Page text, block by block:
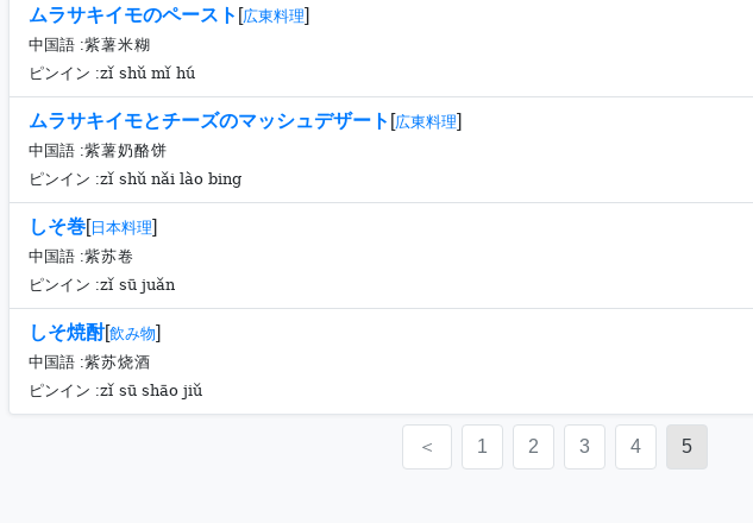
ムラサキイモのペースト [広東料理]
中国語 :紫薯米糊
ピンイン :zǐ shǔ mǐ hú
ムラサキイモとチーズのマッシュデザート [広東料理]
中国語 :紫薯奶酪饼
ピンイン :zǐ shǔ nǎi lào bing
しそ巻[ 日本料理]
中国語 :紫苏卷
ピンイン :zǐ sū juǎn
しそ焼酎[飲み物]
中国語 :紫苏烧酒
ピンイン :zǐ sū shāo jiǔ
＜ 1 2 3 4 5